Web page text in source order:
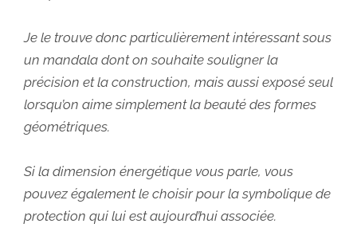
Je le trouve donc particulièrement intéressant sous
un mandala dont on souhaite souligner la
précision et la construction, mais aussi exposé seul
lorsqu’on aime simplement la beauté des formes
géométriques.
Si la dimension énergétique vous parle, vous
pouvez également le choisir pour la symbolique de
protection qui lui est aujourd’hui associée.